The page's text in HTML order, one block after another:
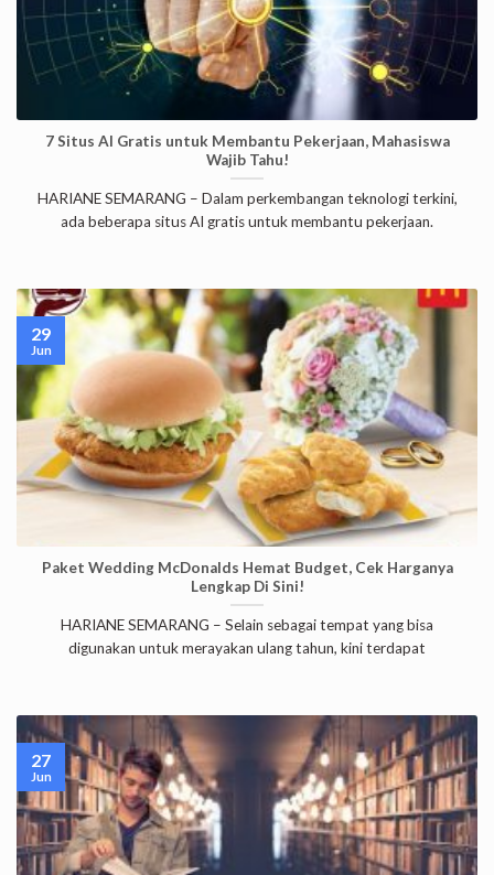
7 Situs AI Gratis untuk Membantu Pekerjaan, Mahasiswa
Wajib Tahu!
HARIANE SEMARANG – Dalam perkembangan teknologi terkini,
ada beberapa situs AI gratis untuk membantu pekerjaan.
Paket Wedding McDonalds Hemat Budget, Cek Harganya
Lengkap Di Sini!
HARIANE SEMARANG – Selain sebagai tempat yang bisa
digunakan untuk merayakan ulang tahun, kini terdapat
29
Jun
27
Jun